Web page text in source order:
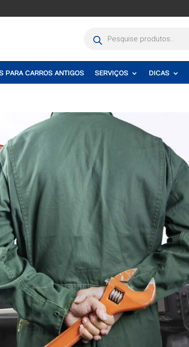
produtos
PARA CARROS ANTIGOS SERVIÇOS DICAS